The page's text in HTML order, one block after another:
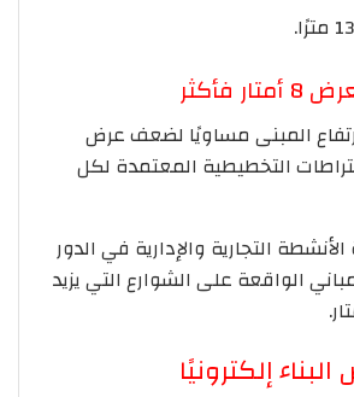
فأكثر
المبنى مساويًا لضعف عرض
التخطيطية المعتمدة لكل
التجارية والإدارية في الدور
الواقعة على الشوارع التي يزيد
إلكترونيًا